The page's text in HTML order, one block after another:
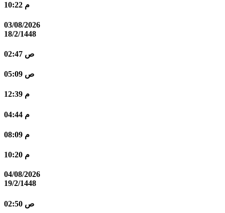
10:22 م
03/08/2026
18/2/1448
02:47 ص
05:09 ص
12:39 م
04:44 م
08:09 م
10:20 م
04/08/2026
19/2/1448
02:50 ص